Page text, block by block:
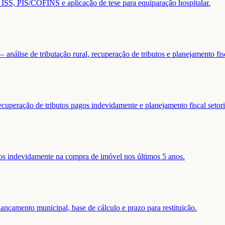
PIS/COFINS e aplicação de tese para equiparação hospitalar.
de tributação rural, recuperação de tributos e planejamento
de tributos pagos indevidamente e planejamento fiscal
indevidamente na compra de imóvel nos últimos 5 anos.
municipal, base de cálculo e prazo para restituição.